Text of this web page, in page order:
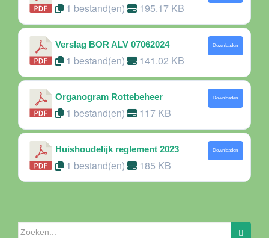
1 bestand(en) 195.17 KB
Verslag BOR ALV 07062024
1 bestand(en) 141.02 KB
Downloaden
Organogram Rottebeheer
1 bestand(en) 117 KB
Downloaden
Huishoudelijk reglement 2023
1 bestand(en) 185 KB
Downloaden
Zoeken